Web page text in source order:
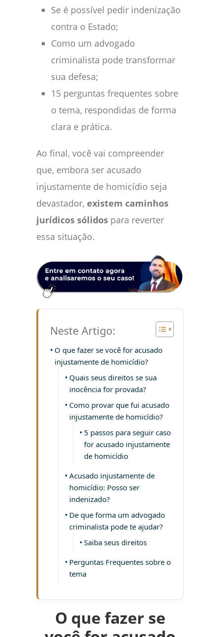
Se é possível pedir indenização
contra o Estado;
Como um advogado
criminalista pode transformar
sua defesa;
15 perguntas frequentes sobre
o tema, respondidas de forma
clara e prática.
Ao final, você vai compreender
que, embora ser acusado
injustamente de homicídio seja
devastador, existem caminhos
jurídicos sólidos para reverter
essa situação.
Neste Artigo:
O que fazer se você for acusado
injustamente de homicídio?
Quais seus direitos se sua
inocência for provada?
Como provar que fui acusado
injustamente de homicídio?
5 passos para seguir caso
for acusado injustamente
de homicídio
Acusado injustamente de
homicídio: Posso ser
indenizado?
De que forma um advogado
criminalista pode te ajudar?
Saiba seus direitos
Perguntas Frequentes sobre o
tema
O que fazer se